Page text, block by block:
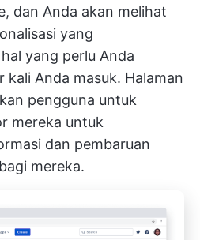
dan Anda akan melihat
yang
yang perlu Anda
kali Anda masuk. Halaman
pengguna untuk
mereka untuk
dan pembaruan
mereka.